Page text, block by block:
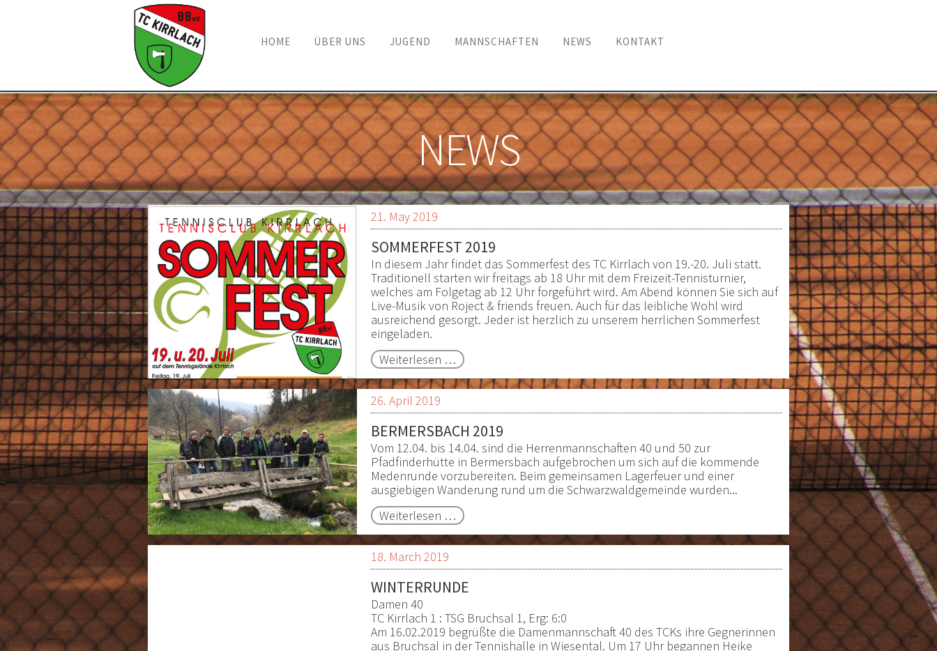
Navigation
HOME ÜBER UNS JUGEND MANNSCHAFTEN NEWS KONTAKT
NEWS
21. May 2019
SOMMERFEST 2019
In diesem Jahr findet das Sommerfest des TC Kirrlach von 19.-20. Juli statt.
Traditionell starten wir freitags ab 18 Uhr mit dem Freizeit-Tennisturnier,
welches am Folgetag ab 12 Uhr forgeführt wird. Am Abend können Sie sich auf
Live-Musik von Roject & friends freuen. Auch für das leibliche Wohl wird
ausreichend gesorgt. Jeder ist herzlich zu unserem herrlichen Sommerfest
eingeladen.
Weiterlesen … Sommerfest
2019
26. April 2019
BERMERSBACH 2019
Vom 12.04. bis 14.04. sind die Herrenmannschaften 40 und 50 zur
Pfadfinderhütte in Bermersbach aufgebrochen um sich auf die kommende
Medenrunde vorzubereiten. Beim gemeinsamen Lagerfeuer und einer
ausgiebigen Wanderung rund um die Schwarzwaldgemeinde wurden...
Weiterlesen … Bermersbach
2019
18. March 2019
WINTERRUNDE
Damen 40
TC Kirrlach 1 : TSG Bruchsal 1, Erg: 6:0
Am 16.02.2019 begrüßte die Damenmannschaft 40 des TCKs ihre Gegnerinnen
aus Bruchsal in der Tennishalle in Wiesental. Um 17 Uhr begannen Heike